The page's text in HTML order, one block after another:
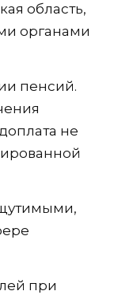
область,
органами
пенсий.
не
при